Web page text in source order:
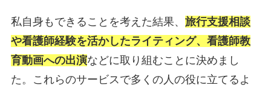
私自身もできることを考えた結果、 旅行支援相談
や看護師経験を活かしたライティング、看護師教
育動画への出演などに取り組むことに決めまし
た。これらのサービスで多くの人の役に立てるよ